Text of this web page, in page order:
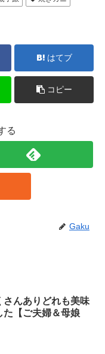
はてブ
コピー
る
Gaku
さんありどれも美味
た【ご夫婦＆母娘